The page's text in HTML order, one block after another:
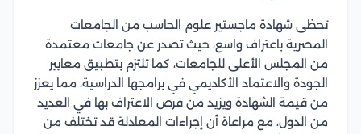
تحظى شهادة ماجستير علوم الحاسب من الجامعات
المصرية باعتراف واسع، حيث تصدر عن جامعات معتمدة
من المجلس الأعلى للجامعات، كما تلتزم بتطبيق معايير
الجودة والاعتماد الأكاديمي في برامجها الدراسية، مما يعزز
من قيمة الشهادة ويزيد من فرص الاعتراف بها في العديد
من الدول، مع مراعاة أن إجراءات المعادلة قد تختلف من